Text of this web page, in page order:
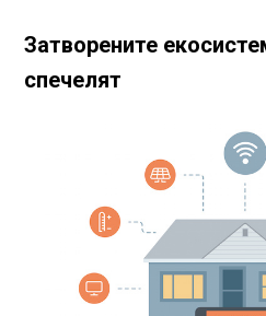
Затворените
спечелят